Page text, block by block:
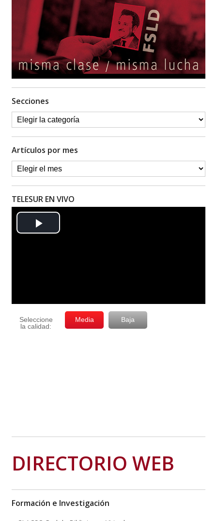
Secciones
Artículos por mes
TELESUR EN VIVO
DIRECTORIO WEB
Formación e Investigación